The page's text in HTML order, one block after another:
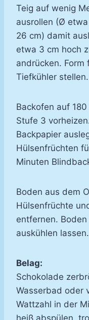
Teig auf wenig
ausrollen (Ø
26 cm) damit
etwa 3 cm hoch
andrücken. Form
Tiefkühler stellen.
Backofen auf
Stufe 3
Backpapier
Hülsenfrüchten
Minuten
Boden aus dem
Hülsenfrüchte
entfernen.
auskühlen lassen.
Belag:
Schokolade
Wasserbad oder
Wattzahl in der